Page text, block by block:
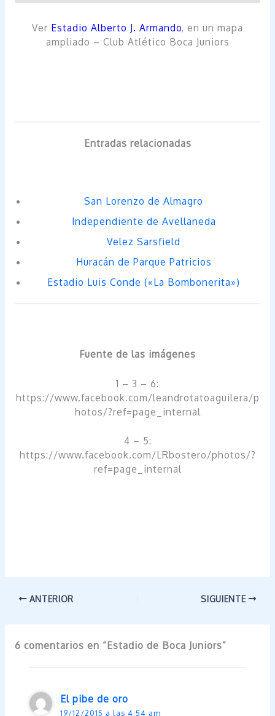
Ver Estadio Alberto J. Armando, en un mapa
ampliado – Club Atlético Boca Juniors
Entradas relacionadas
San Lorenzo de Almagro
Independiente de Avellaneda
Velez Sarsfield
Huracán de Parque Patricios
Estadio Luis Conde («La Bombonerita»)
Fuente de las imágenes
1 – 3 – 6:
https://www.facebook.com/leandrotatoaguilera/p
hotos/?ref=page_internal
4 – 5:
https://www.facebook.com/LRbostero/photos/?
ref=page_internal
ANTERIOR SIGUIENTE
6 comentarios en “Estadio de Boca Juniors”
El pibe de oro
19/12/2015 a las 4:54 am